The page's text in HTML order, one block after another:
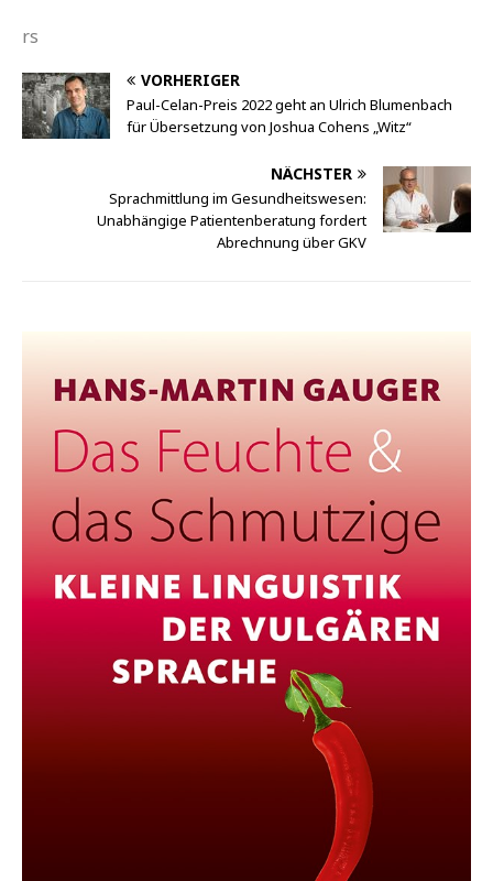
rs
VORHERIGER
Paul-Celan-Preis 2022 geht an Ulrich Blumenbach
für Übersetzung von Joshua Cohens „Witz“
NÄCHSTER
Sprachmittlung im Gesundheitswesen:
Unabhängige Patientenberatung fordert
Abrechnung über GKV